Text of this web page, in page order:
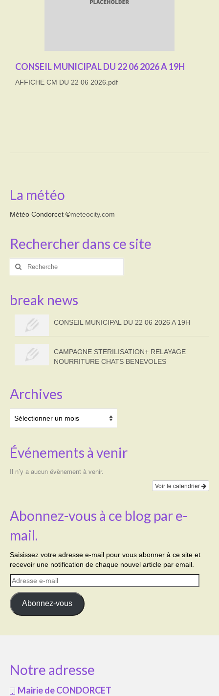
Correspondants de presse
CONSEIL MUNICIPAL DU 22 06 2026 A 19H
AFFICHE CM DU 22 06 2026.pdf
La météo
Météo Condorcet ©meteocity.com
Rechercher dans ce site
Rechercher
break news
CONSEIL MUNICIPAL DU 22 06 2026 A 19H
CAMPAGNE STERILISATION+ RELAYAGE
NOURRITURE CHATS BENEVOLES
Archives
Événements à venir
Il n’y a aucun évènement à venir.
Voir le calendrier
Abonnez-vous à ce blog par e-
mail.
Saisissez votre adresse e-mail pour vous abonner à ce site et
recevoir une notification de chaque nouvel article par email.
Adresse
e-
mail
Abonnez-vous
Notre adresse
Mairie de CONDORCET